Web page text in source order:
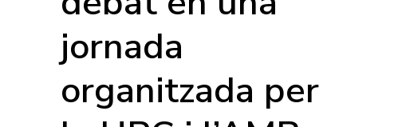
jornada
organitzada per